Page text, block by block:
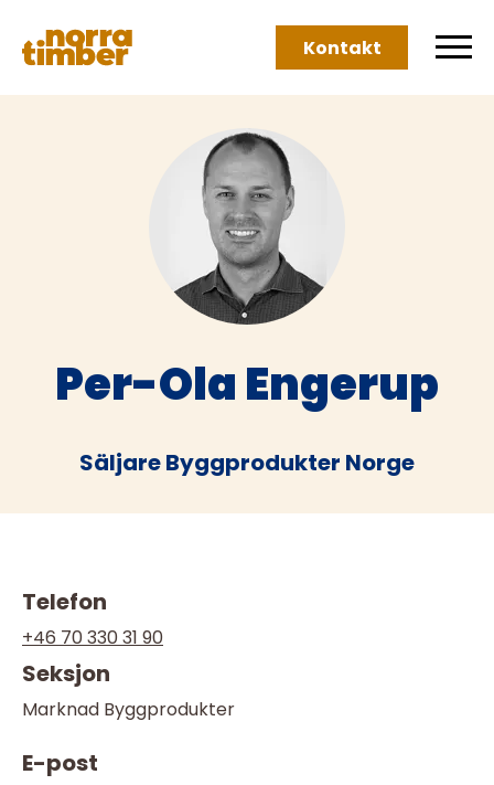
Kontakt
Per-Ola Engerup
Säljare Byggprodukter Norge
Telefon
+46 70 330 31 90
Seksjon
Marknad Byggprodukter
E-post